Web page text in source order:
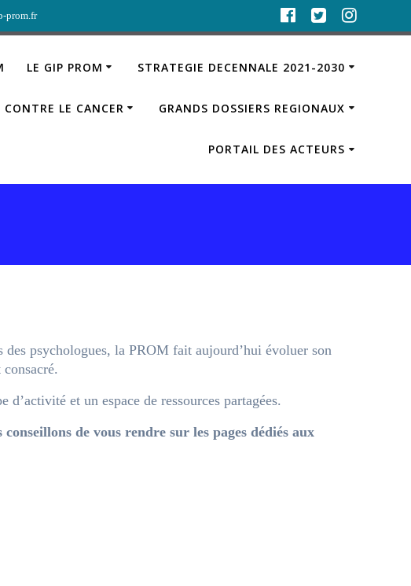
prom.fr
LE GIP PROM STRATEGIE DECENNALE 2021-2030
CONTRE LE CANCER GRANDS DOSSIERS REGIONAUX
PORTAIL DES ACTEURS
des psychologues, la PROM fait aujourd’hui évoluer son
et un espace de ressources partagées.
de vous rendre sur les pages dédiés aux